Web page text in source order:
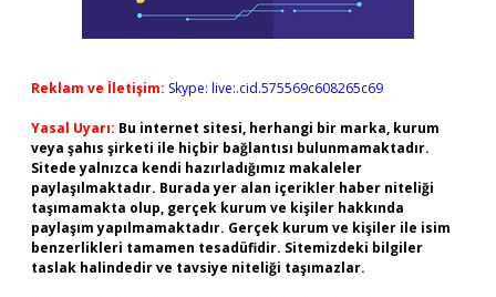
Reklam ve İletişim: Skype: live:.cid.575569c608265c69
Yasal Uyarı: Bu internet sitesi, herhangi bir marka, kurum
veya şahıs şirketi ile hiçbir bağlantısı bulunmamaktadır.
Sitede yalnızca kendi hazırladığımız makaleler
paylaşılmaktadır. Burada yer alan içerikler haber niteliği
taşımamakta olup, gerçek kurum ve kişiler hakkında
paylaşım yapılmamaktadır. Gerçek kurum ve kişiler ile isim
benzerlikleri tamamen tesadüfidir. Sitemizdeki bilgiler
taslak halindedir ve tavsiye niteliği taşımazlar.